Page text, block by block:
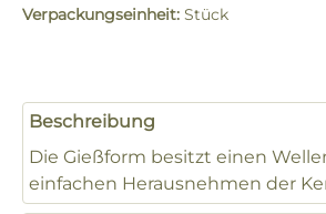
Verpackungseinheit: Stück
Beschreibung
Die Gießform besitzt einen
einfachen Herausnehmen der